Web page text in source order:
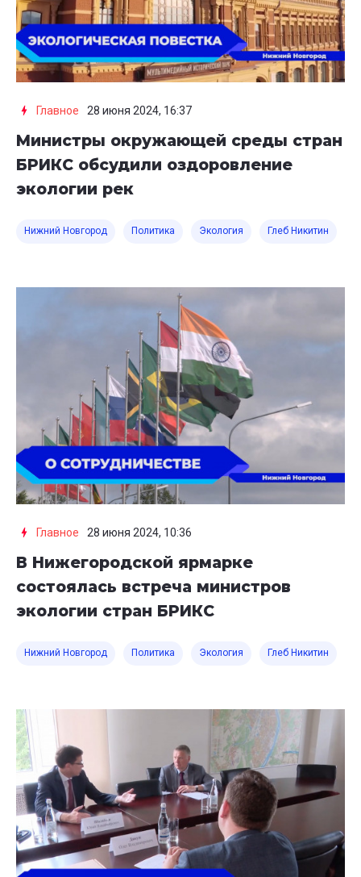
Главное 28 июня 2024, 16:37
Министры окружающей среды стран
БРИКС обсудили оздоровление
экологии рек
Нижний Новгород Политика Экология Глеб Никитин
Главное 28 июня 2024, 10:36
В Нижегородской ярмарке
состоялась встреча министров
экологии стран БРИКС
Нижний Новгород Политика Экология Глеб Никитин